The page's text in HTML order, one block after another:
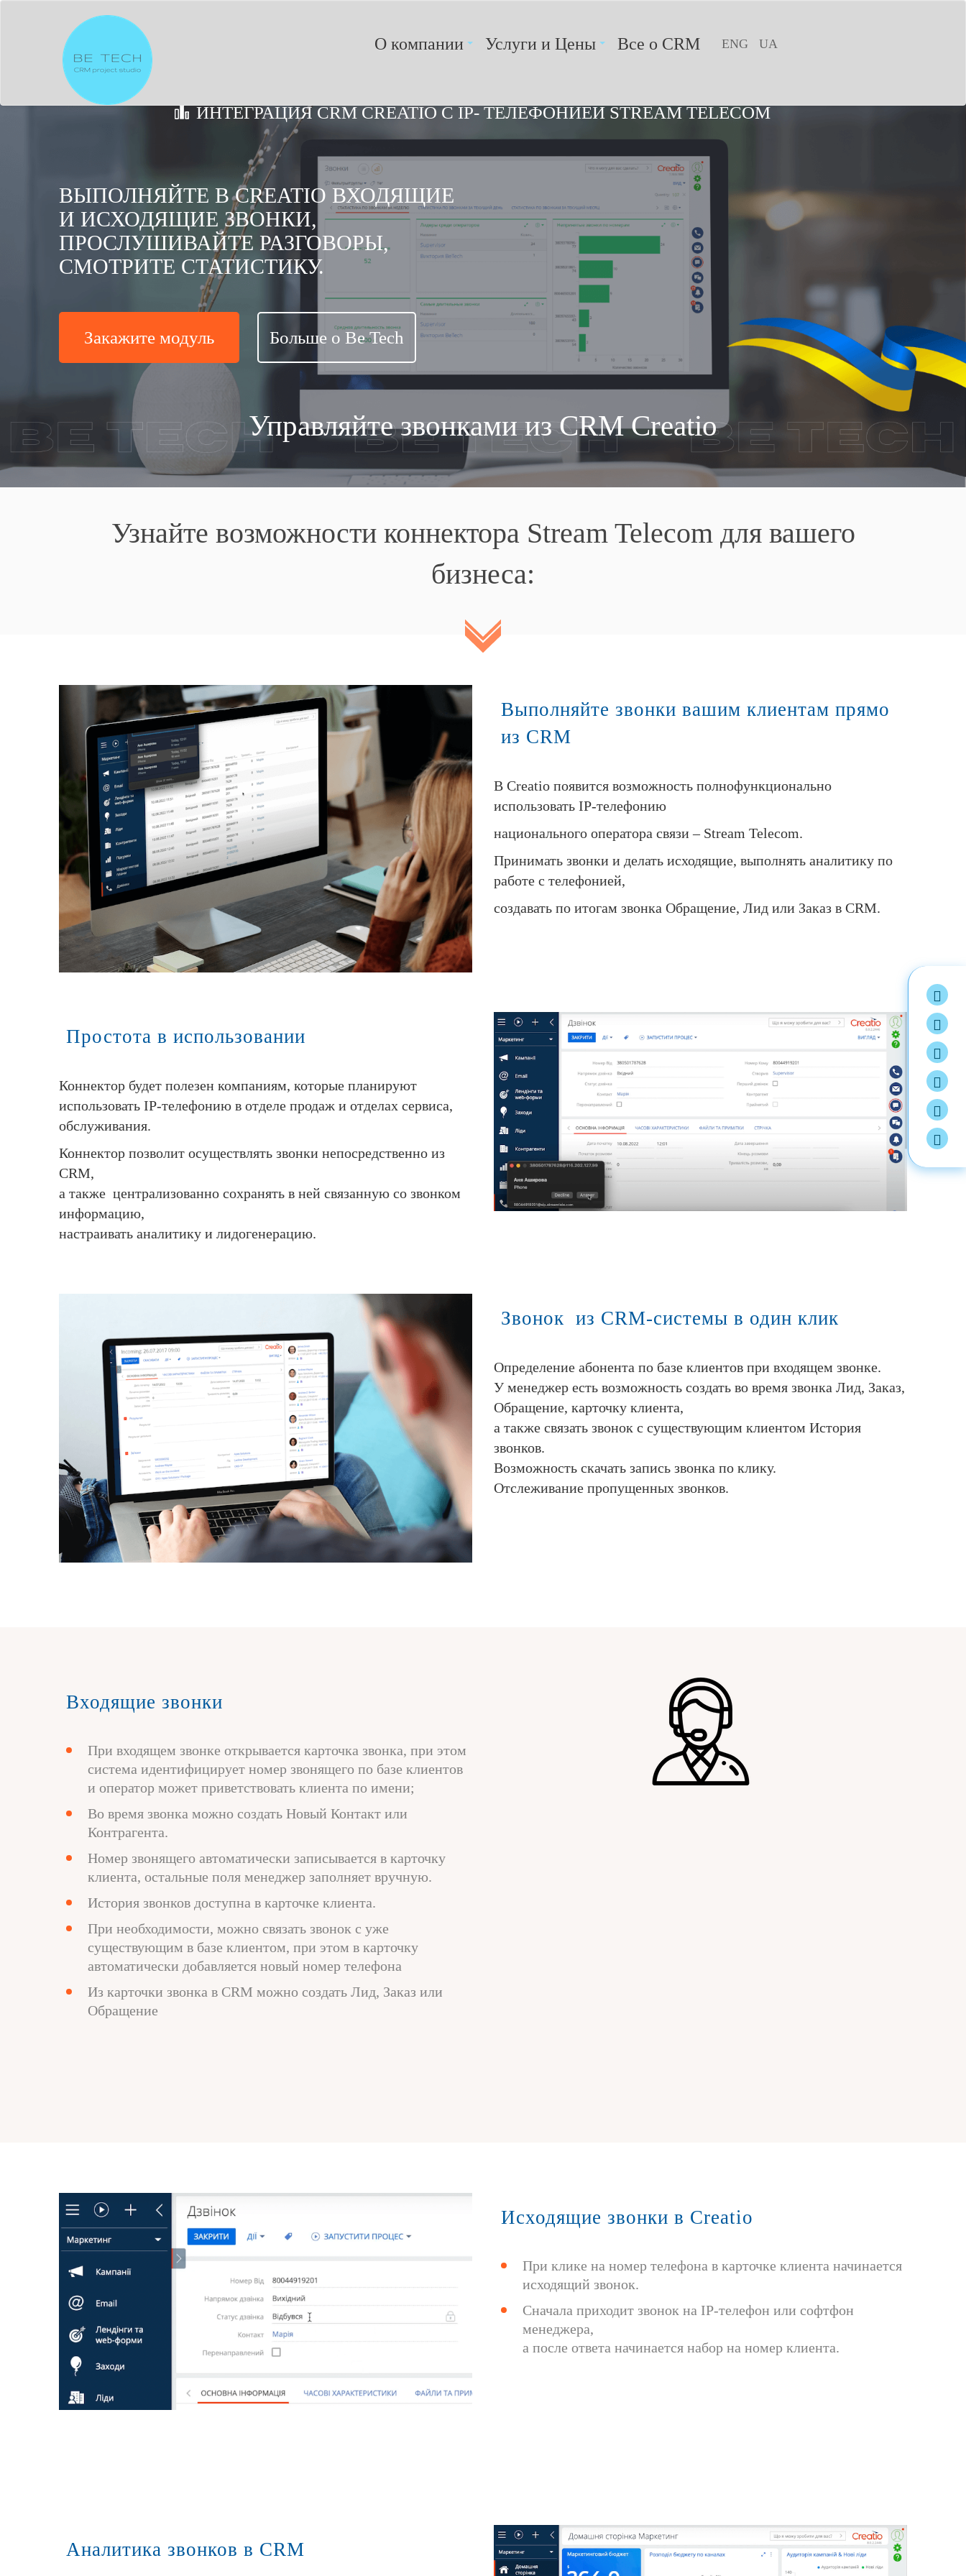
О компании Услуги и Цены Все о CRM ENG UA
ИНТЕГРАЦИЯ CRM CREATIO С IP- ТЕЛЕФОНИЕЙ STREAM TELECOM
ВЫПОЛНЯЙТЕ В CREATIO ВХОДЯЩИЕ
И ИСХОДЯЩИЕ ЗВОНКИ,
ПРОСЛУШИВАЙТЕ РАЗГОВОРЫ,
СМОТРИТЕ СТАТИСТИКУ.
Закажите модуль Больше о Be Tech
Управляйте звонками из CRM Creatio
Узнайте возможности коннектора Stream Telecom для вашего
бизнеса:
Выполняйте звонки вашим клиентам прямо
из CRM
В Creatio появится возможность полнофункционально
использовать IP-телефонию
национального оператора связи – Stream Telecom.
Принимать звонки и делать исходящие, выполнять аналитику по
работе с телефонией,
создавать по итогам звонка Обращение, Лид или Заказ в CRM.
Простота в использовании
Коннектор будет полезен компаниям, которые планируют
использовать IP-телефонию в отделе продаж и отделах сервиса,
обслуживания.
Коннектор позволит осуществлять звонки непосредственно из
CRM,
а также централизованно сохранять в ней связанную со звонком
информацию,
настраивать аналитику и лидогенерацию.
Звонок из CRM-системы в один клик
Определение абонента по базе клиентов при входящем звонке.
У менеджер есть возможность создать во время звонка Лид, Заказ,
Обращение, карточку клиента,
а также связать звонок с существующим клиентом История
звонков.
Возможность скачать запись звонка по клику.
Отслеживание пропущенных звонков.
Входящие звонки
При входящем звонке открывается карточка звонка, при этом
система идентифицирует номер звонящего по базе клиентов
и оператор может приветствовать клиента по имени;
Во время звонка можно создать Новый Контакт или
Контрагента.
Номер звонящего автоматически записывается в карточку
клиента, остальные поля менеджер заполняет вручную.
История звонков доступна в карточке клиента.
При необходимости, можно связать звонок с уже
существующим в базе клиентом, при этом в карточку
автоматически добавляется новый номер телефона
Из карточки звонка в CRM можно создать Лид, Заказ или
Обращение
Исходящие звонки в Creatio
При клике на номер телефона в карточке клиента начинается
исходящий звонок.
Сначала приходит звонок на IP-телефон или софтфон
менеджера,
а после ответа начинается набор на номер клиента.
Аналитика звонков в CRM